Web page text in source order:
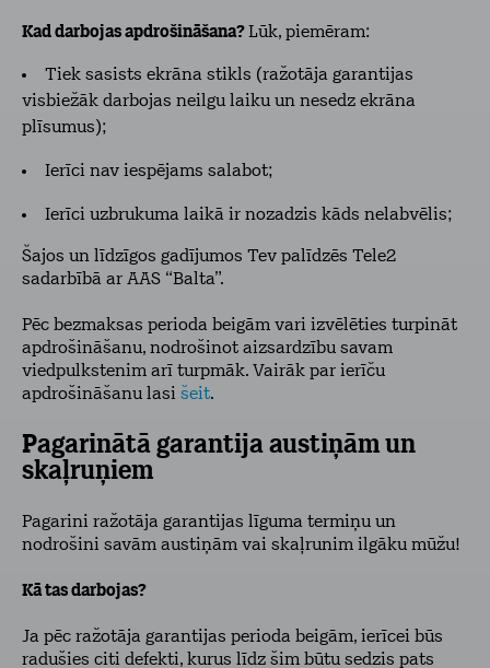
Kad darbojas apdrošināšana?Lūk, piemēram:
Tiek sasists ekrāna stikls (ražotāja garantijas
visbiežāk darbojas neilgu laiku un nesedz ekrāna
plīsumus);
Ierīci nav iespējams salabot;
Ierīci uzbrukuma laikā ir nozadzis kāds nelabvēlis;
Šajos un līdzīgos gadījumos Tev palīdzēs Tele2
sadarbībā ar AAS “Balta”.
Pēc bezmaksas perioda beigām vari izvēlēties turpināt
apdrošināšanu, nodrošinot aizsardzību savam
viedpulkstenim arī turpmāk. Vairāk par ierīču
apdrošināšanu lasi šeit.
Pagarinātā garantija austiņām un
skaļruņiem
Pagarini ražotāja garantijas līguma termiņu un
nodrošini savām austiņām vai skaļrunim ilgāku mūžu!
Kā tas darbojas?
Ja pēc ražotāja garantijas perioda beigām, ierīcei būs
radušies citi defekti, kurus līdz šim būtu sedzis pats